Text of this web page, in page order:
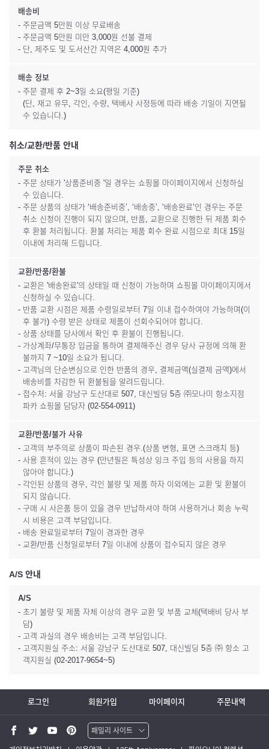
배송비
- 주문금액 5만원 이상 무료배송
- 주문금액 5만원 미만 3,000원 선불 결제
- 단, 제주도 및 도서산간 지역은 4,000원 추가
배송 정보
- 주문 결제 후 2~3일 소요(평일 기준)
(단, 재고 유무, 각인, 수량, 택배사 사정등에 따라 배송 기일이 지연될
수 있습니다.)
취소/교환/반품 안내
주문 취소
- 주문 상태가 '상품준비중 '일 경우는 쇼핑몰 마이페이지에서 신청하실
수 있습니다.
- 주문 상품의 상태가 ‘배송준비중’, ‘배송중’, ‘배송완료’인 경우는 주문
취소 신청이 진행이 되지 않으며, 반품, 교환으로 진행한 뒤 제품 회수
후 환불 처리됩니다. 환불 처리는 제품 회수 완료 시점으로 최대 15일
이내에 처리해 드립니다.
교환/반품/환불
- 교환은 '배송완료'의 상태일 때 신청이 가능하며 쇼핑몰 마이페이지에서
신청하실 수 있습니다.
- 반품 교환 시점은 제품 수령일로부터 7일 이내 접수하여야 가능하며(이
후 불가) 수령 받은 상태로 제품이 선회수되어야 합니다.
- 상품 상태를 당사에서 확인 후 환불이 진행됩니다.
- 가상계좌/무통장 입금을 통하여 결제해주신 경우 당사 규정에 의해 환
불까지 7 ~10일 소요가 됩니다.
- 고객님의 단순변심으로 인한 반품의 경우, 결제금액(실결제 금액)에서
배송비를 차감한 뒤 환불됨을 알려드립니다.
- 접수처: 서울 강남구 도산대로 507, 대신빌딩 5층 ㈜모나미 항소지점
파카 쇼핑몰 담당자 (02-554-0911)
교환/반품/불가 사유
- 고객의 부주의로 상품이 파손된 경우.(상품 변형, 표면 스크래치 등)
- 사용 흔적이 있는 경우 (만년필은 특성상 잉크 주입 등의 사용을 하지
않아야 합니다.)
- 각인된 상품의 경우, 각인 불량 및 제품 하자 이외에는 교환 및 환불이
되지 않습니다.
- 구매 시 사은품 등이 있을 경우 반납하셔야 하며 사용하거나 회송 누락
시 비용은 고객 부담입니다.
- 배송 완료일로부터 7일이 경과한 경우
- 교환/반품 신청일로부터 7일 이내에 상품이 접수되지 않은 경우
A/S 안내
A/S
- 초기 불량 및 제품 자체 이상의 경우 교환 및 부품 교체(택배비 당사 부
담)
- 고객 과실의 경우 배송비는 고객 부담입니다.
- 고객지원실 주소: 서울 강남구 도산대로 507, 대신빌딩 5층 ㈜ 항소 고
객지원실 (02-2017-9654~5)
로그인 회원가입 마이페이지 주문내역
패밀리 사이트
워터맨 쇼핑몰